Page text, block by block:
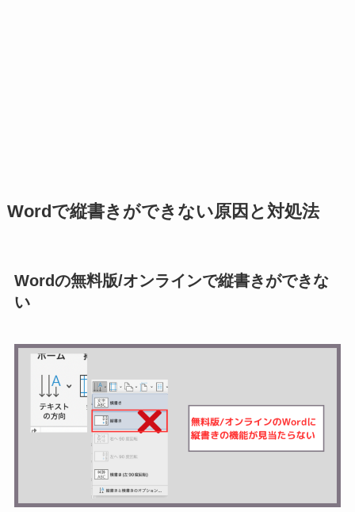
Wordで縦書きができない原因と対処法
Wordの無料版/オンラインで縦書きができな
い